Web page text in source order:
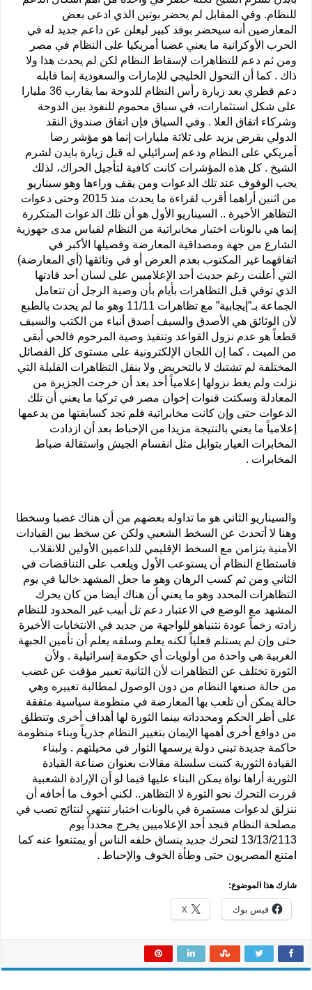
للنظام. وفي المقابل لم يحضر بوتين الذي ادعى بعض
المعارضين أنه سيحضر بوفد كبير ليعلن عن داعم جديد له في
الحرب الأوكرانية ما يعني غضبا أمريكيا على النظام في مصر
ومن ثم دعم للتظاهرات لإسقاط النظام لكن لم يحدث هذا ولا
ذاك . كما أن التحول الخليجي للإمارات والسعودية إنما قابله
دعم قطري بعد زيارة رأس النظام للدوحة بما يقارب 36 مليارا
على شكل استثمارات، في سباق محموم للنفوذ بين الدوحة
وشركاء اتفاق العلا . وفي السياق فإن اتفاق صندوق النقد
الدولي بقرض يزيد على ثلاثة مليارات إنما هو مؤشر رضا
أمريكي على النظام ودعم إسرائيلي له قبل زيارة بايدن لشرم
الشيخ . كل هذه المؤشرات كانت كافية لتأجيل الحراك، لذلك
يجب الوقوف عند تلك الدعوات ومن يقف وراءها وهو سيناريو
من اثنين أراهما أقرب لقراءة ما يحدث منذ 2015 وحتى دعوات
التظاهر الأخيرة .. السيناريو الأول هو أن تلك الدعوات المتكررة
إنما هي بالونات اختبار مخابراتية من النظام لقياس مدى جهوزية
الشارع من جهة ومصداقية المعارضة وفصيلها الأكبر في
اتفاقهما غير المكتوب بعدم العرض أو في وثائقها (أي المعارضة)
التي أعلنت رغم حديث أحد الإعلاميين على لسان أحد قادتها
الذي توفي قبل التظاهرات بأيام بأن وصية الرجل أن تتعامل
الجماعة بـ”إيجابية” مع تظاهرات 11/11 وهو ما لم يحدث بالطبع
لأن الوثائق هي الأصدق والسيف أصدق أنباء من الكتب والسيف
قطعاً هو عدم نزول القواعد وتنفيذ وصية المرحوم فالحي أبقى
من الميت . كما إن اللجان الإلكترونية على مستوى كل الفصائل
المختلفة لم تشتبك لا بالتحريض ولا بنقل التظاهرات القليلة التي
نزلت ولم يغط نزولها إعلامياً أحد بعد أن خرجت الجزيرة من
المعادلة وسكتت قنوات إخوان مصر في تركيا ما يعني أن تلك
الدعوات حتى وإن كانت مخابراتية فلم تجد كسابقتها من يدعمها
إعلامياً ما يعني بالنتيجة مزيدا من الإحباط بعد أن ازدادت
المخابرات العيار بتوابل مثل انقسام الجيش واستقالة ضباط
المخابرات .
والسيناريو الثاني هو ما تداوله بعضهم من أن هناك غضبا وسخطا
وهنا لا أتحدث عن السخط الشعبي ولكن عن سخط بين القيادات
الأمنية يتزامن مع السخط الإقليمي للداعمين الأولين للانقلاب
فاستطاع النظام أن يستوعب الأول ويلعب على التناقضات في
الثاني ومن ثم كسب الرهان وهو ما جعل المشهد خاليا في يوم
التظاهرات المحدد وهو ما يعني أن هناك أيضا من كان يحرك
المشهد مع الوضع في الاعتبار دعم تل أبيب غير المحدود للنظام
زادته زخماً عودة نتنياهو للواجهة من جديد في الانتخابات الأخيرة
حتى وإن لم يستلم فعلياً لكنه يعلم وسلفه يعلم أن تأمين الجبهة
الغربية هي واحدة من أولويات أي حكومة إسرائيلية . ولأن
الثورة تختلف عن التظاهرات لأن الثانية تعبير مؤقت عن غضب
من حالة صنعها النظام من دون الوصول لمطالبة تغييره وهي
حالة يمكن أن تلعب بها المعارضة في منظومة سياسية متفقة
على أطر الحكم ومحدداته بينما الثورة لها أهداف أخرى وتنطلق
من دوافع أخرى أهمها الإيمان بتغيير النظام جذرياً وبناء منظومة
حاكمة جديدة تبني دولة يرسمها الثوار في مخيلتهم . ولبناء
القيادة الثورية كتبت سلسلة مقالات بعنوان صناعة القيادة
الثورية أراها نواة يمكن البناء عليها فيما لو أن الإرادة الشعبية
قررت التحرك نحو الثورة لا التظاهر.. لكني أخوف ما أخافه أن
ننزلق لدعوات مستمرة في بالونات اختبار تنتهي لنتائج تصب في
مصلحة النظام فنجد أحد الإعلاميين يخرج محدداً يوم
13/13/2113 لتحرك جديد ينساق خلفه الناس أو يمتنعوا عنه كما
امتنع المصريون حتى وطأة الخوف والإحباط .
شارك هذا الموضوع:
فيس بوك X